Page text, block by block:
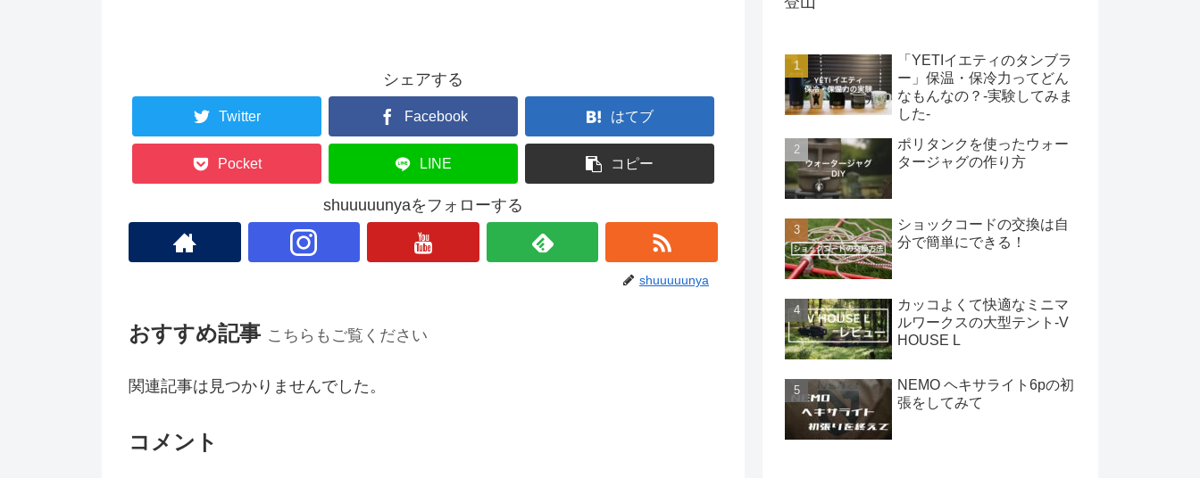
シェアする
Twitter Facebook はてブ
Pocket LINE コピー
shuuuuunyaをフォローする
shuuuuunya
おすすめ記事 こちらもご覧ください
関連記事は見つかりませんでした。
コメント
「YETIイエティのタンブラ
ー」保温・保冷力ってどん
なもんなの？-実験してみま
した-
ポリタンクを使ったウォー
タージャグの作り方
ショックコードの交換は自
分で簡単にできる！
カッコよくて快適なミニマ
ルワークスの大型テント-V
HOUSE L
NEMO ヘキサライト6pの初
張をしてみて